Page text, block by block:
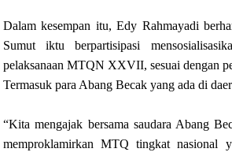
Dalam kesempan itu, Edy Rahmayadi
Sumut iktu berpartisipasi
pelaksanaan MTQN XXVII, sesuai dengan
Termasuk para Abang Becak yang ada di
“Kita mengajak bersama saudara Abang
memproklamirkan MTQ tingkat nasional